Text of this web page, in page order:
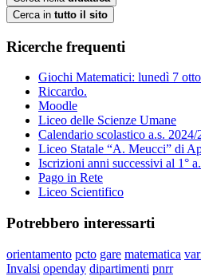
Cerca in tutto il sito
Ricerche frequenti
Giochi Matematici: lunedì 7
Riccardo.
Moodle
Liceo delle Scienze Umane
Calendario scolastico a.s. 2024/
Liceo Statale “A. Meucci” di
Iscrizioni anni successivi al 1°
Pago in Rete
Liceo Scientifico
Potrebbero interessarti
orientamento pcto gare matematica
Invalsi openday dipartimenti pnrr